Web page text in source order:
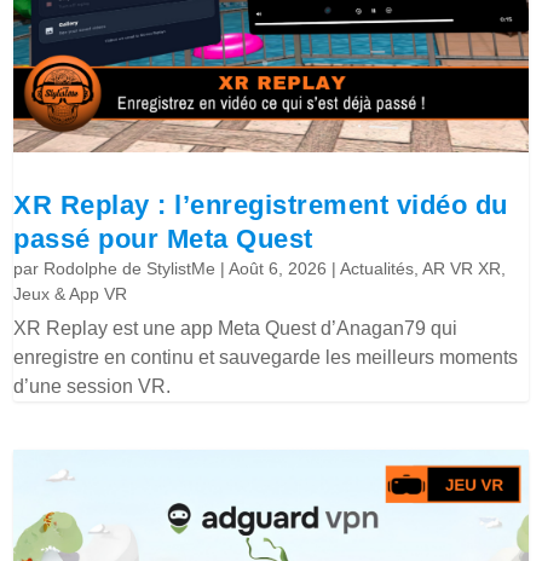
XR Replay : l’enregistrement vidéo du
passé pour Meta Quest
par Rodolphe de StylistMe |Août 6, 2026 |Actualités ,AR VR XR
Jeux & App VR
XR Replay est une app Meta Quest d’Anagan79 qui
enregistre en continu et sauvegarde les meilleurs moments
d’une session VR.